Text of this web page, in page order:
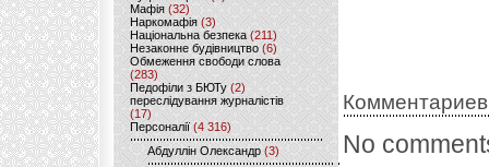
Мафія (32)
Наркомафія (3)
Національна безпека (211)
Незаконне будівництво(6)
Обмеження свободи слова
(283)
Педофіли з БЮТу (2)
переслідування журналістів
(17)
Персоналії (4 316)
Абдуллін Олександр (3)
No